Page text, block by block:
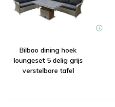
Bilbao dining hoek
loungeset 5 delig grijs
verstelbare tafel